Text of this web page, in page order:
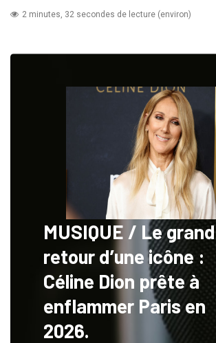
2 minutes, 32 secondes de lecture (environ)
MUSIQUE / Le grand
retour d’une icône :
Céline Dion prête à
enflammer Paris en
2026.